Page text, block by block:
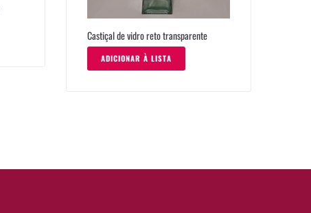
Castiçal de vidro reto transparente
ADICIONAR À LISTA